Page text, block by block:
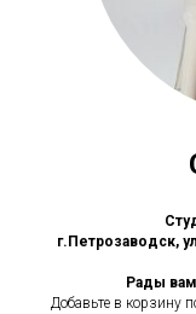
г.Петрозаводск,
Рады
Добавьте в корзину